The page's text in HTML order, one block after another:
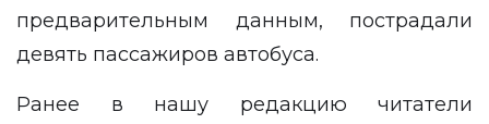
предварительным данным, пострадали
девять пассажиров автобуса.
Ранее в нашу редакцию читатели